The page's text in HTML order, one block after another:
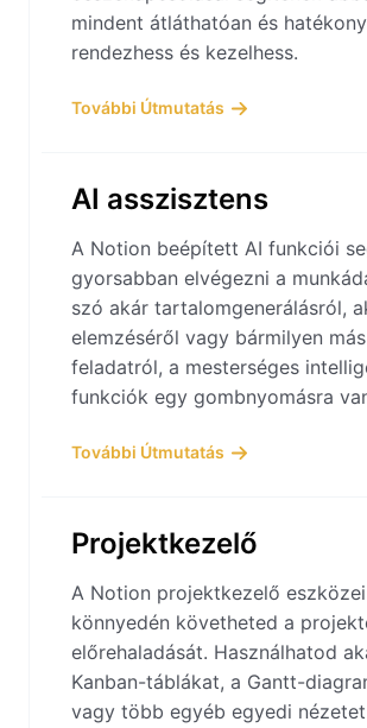
mindent átláthatóan és
rendezhess és kezelhess.
További Útmutatás
AI asszisztens
A Notion beépített AI funkciói
gyorsabban elvégezni a
szó akár tartalomgenerálásról,
elemzéséről vagy bármilyen
feladatról, a mesterséges
funkciók egy gombnyomásra
További Útmutatás
Projektkezelő
A Notion projektkezelő
könnyedén követheted a
előrehaladását. Használhatod
Kanban-táblákat, a Gantt-
vagy több egyéb egyedi